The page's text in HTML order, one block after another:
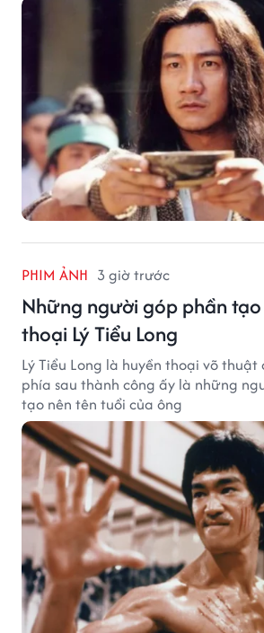
PHIM ẢNH 3 giờ trước
Những người góp phần
thoại Lý Tiểu Long
Lý Tiểu Long là huyền thoại võ thuật
phía sau thành công ấy là những
tạo nên tên tuổi của ông